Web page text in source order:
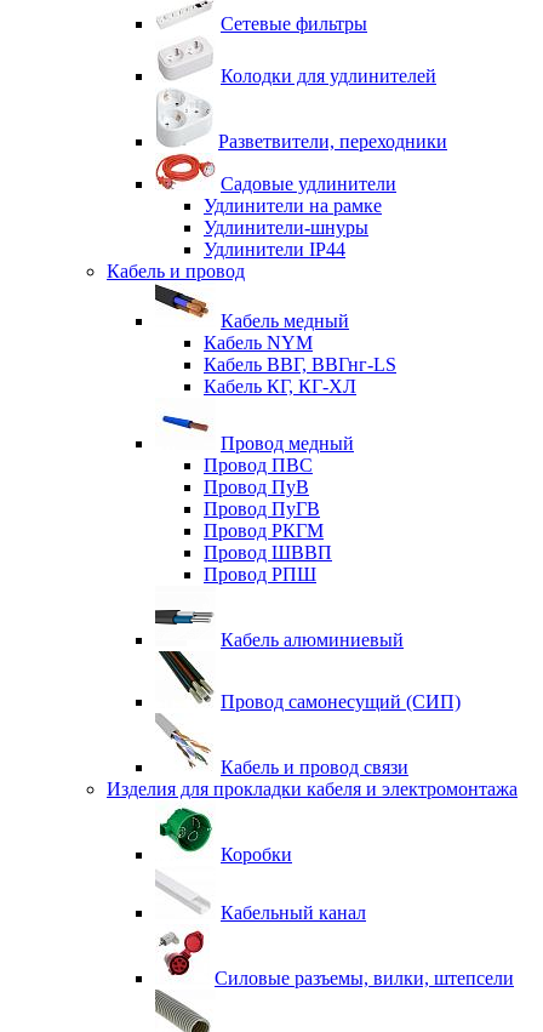
Сетевые фильтры
Колодки для удлинителей
Разветвители, переходники
Садовые удлинители
Удлинители на рамке
Удлинители-шнуры
Удлинители IP44
Кабель и провод
Кабель медный
Кабель NYM
Кабель ВВГ, ВВГнг-LS
Кабель КГ, КГ-ХЛ
Провод медный
Провод ПВС
Провод ПуВ
Провод ПуГВ
Провод РКГМ
Провод ШВВП
Провод РПШ
Кабель алюминиевый
Провод самонесущий (СИП)
Кабель и провод связи
Изделия для прокладки кабеля и электромонтажа
Коробки
Кабельный канал
Силовые разъемы, вилки, штепсели